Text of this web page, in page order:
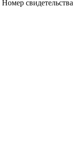
Номер свидетельства